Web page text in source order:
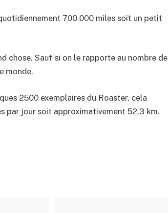
700 000 miles soit un petit
chose. Sauf si on le rapporte au nombre de
monde.
2500 exemplaires du Roaster, cela
par jour soit approximativement 52,3 km.